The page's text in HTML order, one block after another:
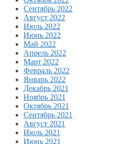
Сентябрь 2022
Август 2022
Июль 2022
Июнь 2022
Май 2022
Апрель 2022
Март 2022
Февраль 2022
Январь 2022
Декабрь 2021
Ноябрь 2021
Октябрь 2021
Сентябрь 2021
Август 2021
Июль 2021
Июнь 2021